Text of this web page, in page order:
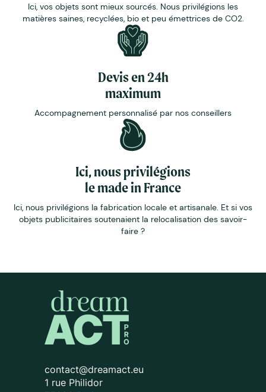
Ici, vos objets sont mieux sourcés. Nous privilégions les
matières saines, recyclées, bio et peu émettrices de CO2.
Devis en 24h
maximum
Accompagnement personnalisé par nos conseillers
Ici, nous privilégions
le made in France
Ici, nous privilégions la fabrication locale et artisanale. Et si vos
objets publicitaires soutenaient la relocalisation des savoir-
faire ?
contact@dreamact.eu
1 rue Philidor